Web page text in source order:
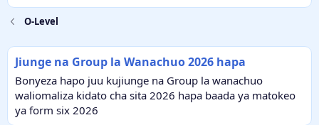
O-Level
Jiunge na Group la Wanachuo 2026 hapa
Bonyeza hapo juu kujiunge na Group la wanachuo
waliomaliza kidato cha sita 2026 hapa baada ya matokeo
ya form six 2026